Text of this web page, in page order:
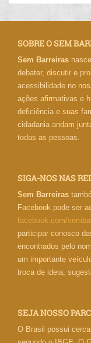
SOBRE O SEM
Sem Barreiras
debater, discutir e
acessibilidade no
ações afirmativas e
deficiência e suas
cidadania andam
todas as pessoas.
SIGA-NOS NAS
Sem Barreiras
Facebook pode ser
facebook.com/
participar conosco
encontrados pelo
um importante
troca de ideia,
SEJA NOSSO
O Brasil possui